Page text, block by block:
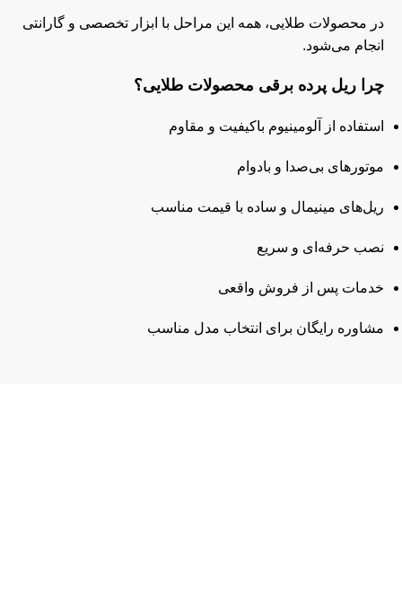
در محصولات طلایی، همه این مراحل با ابزار تخصصی و گارانتی
انجام می‌شود.
چرا ریل پرده برقی محصولات طلایی؟
استفاده از آلومینیوم باکیفیت و مقاوم
موتورهای بی‌صدا و بادوام
ریل‌های مینیمال و ساده با قیمت مناسب
نصب حرفه‌ای و سریع
خدمات پس از فروش واقعی
مشاوره رایگان برای انتخاب مدل مناسب